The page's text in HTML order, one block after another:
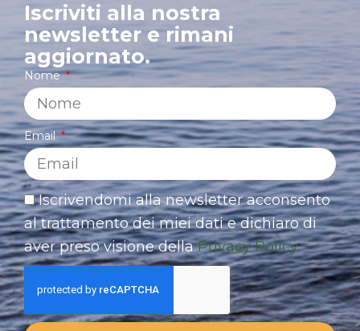
Iscriviti alla nostra
newsletter e rimani
aggiornato.
Nome
Email
Iscrivendomi alla newsletter acconsento
al trattamento dei miei dati e dichiaro di
aver preso visione dellaPrivacy Policy